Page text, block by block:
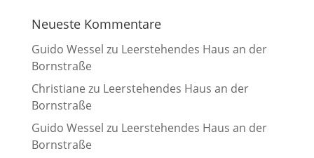
Neueste Kommentare
Guido Wessel zu Leerstehendes Haus an der
Bornstraße
Christiane zu Leerstehendes Haus an der
Bornstraße
Guido Wessel zu Leerstehendes Haus an der
Bornstraße